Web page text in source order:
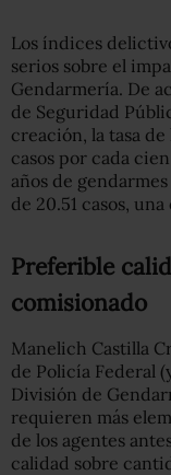
Los índices
serios sobre el
Gendarmería. De
de Seguridad
creación, la tasa
casos por cada
años de
de 20.51 casos,
Preferible
comisionado
Manelich Castilla
de Policía Federal
División de
requieren más
de los agentes
calidad sobre